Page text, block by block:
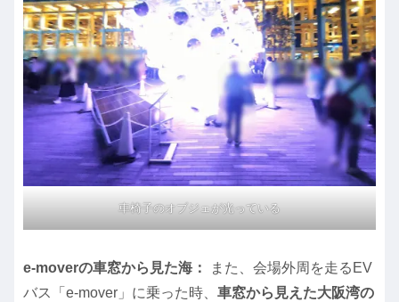
車椅子のオブジェが光っている
e-moverの車窓から見た海：
また、会場外周を走るEV
バス「e-mover」に乗った時、 車窓から見えた大阪湾の